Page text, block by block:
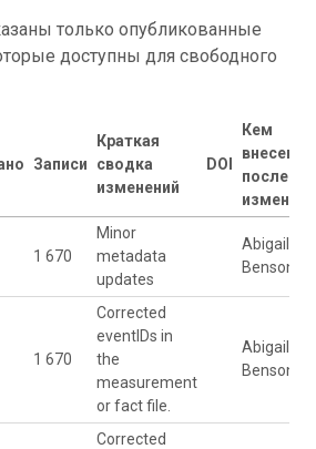
только опубликованные
доступны для свободного
Записи
Краткая
сводка
изменений
DOI
Кем
внесены
1 670
Minor
metadata
updates
Abigail
Benson
1 670
Corrected
eventIDs in
the
measurement
or fact file.
Abigail
Benson
Corrected